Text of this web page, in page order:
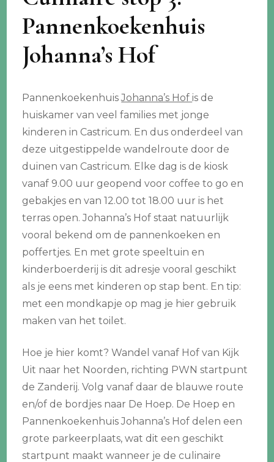
Pannenkoekenhuis
Johanna’s Hof
PannenkoekenhuisJohanna’s Hofis de
huiskamer van veel families met jonge
kinderen in Castricum. En dus onderdeel van
deze uitgestippelde wandelroute door de
duinen van Castricum. Elke dag is de kiosk
vanaf 9.00 uur geopend voor coffee to go en
gebakjes en van 12.00 tot 18.00 uur is het
terras open. Johanna’s Hof staat natuurlijk
vooral bekend om de pannenkoeken en
poffertjes. En met grote speeltuin en
kinderboerderij is dit adresje vooral geschikt
als je eens met kinderen op stap bent. En tip:
met een mondkapje op mag je hier gebruik
maken van het toilet.
Hoe je hier komt? Wandel vanaf Hof van Kijk
Uit naar het Noorden, richting PWN startpunt
de Zanderij. Volg vanaf daar de blauwe route
en/of de bordjes naar De Hoep. De Hoep en
Pannenkoekenhuis Johanna’s Hof delen een
grote parkeerplaats, wat dit een geschikt
startpunt maakt wanneer je de culinaire